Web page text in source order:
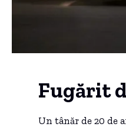
Fugărit
Un tânăr de 20 de